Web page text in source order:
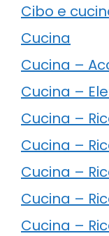
Cibo e
Cucina
Cucina –
Cucina –
Cucina –
Cucina –
Cucina –
Cucina –
Cucina –